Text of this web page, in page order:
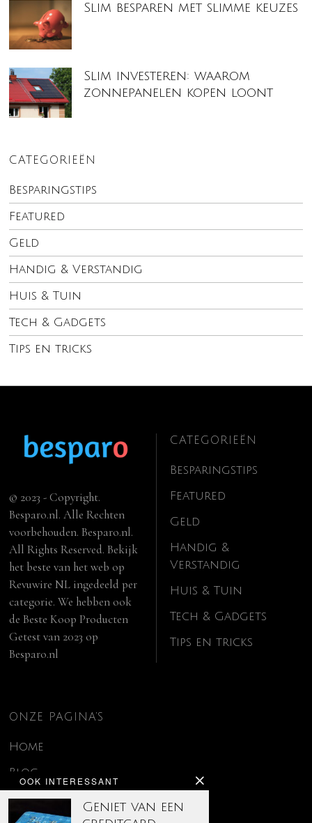
Slim besparen met slimme keuzes
Slim investeren: waarom
zonnepanelen kopen loont
CATEGORIEËN
Besparingstips
Featured
Geld
Handig & Verstandig
Huis & Tuin
Tech & Gadgets
Tips en tricks
OOK INTERESSANT
Geniet van een
© 2023 - Copyright.
Besparo.nl. Alle Rechten
voorbehouden. Besparo.nl.
All Rights Reserved. Bekijk
het beste van het web op
Revuwire NL ingedeeld per
categorie. We hebben ook
deBeste Koop Producten
Getest van 2023 op
Besparo.nl
CATEGORIEËN
Besparingstips
Featured
Geld
Handig &
Verstandig
Huis & Tuin
Tech & Gadgets
Tips en tricks
ONZE PAGINA’S
Home
Blog
Contact